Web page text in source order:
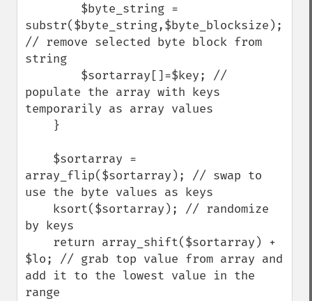
substr($byte_string,$byte_blocksize);
// remove selected byte block from
string
populate the array with keys
temporarily as array values
array_flip($sortarray); // swap to
use the byte values as keys
by keys
$lo; // grab top value from array and
add it to the lowest value in the
range